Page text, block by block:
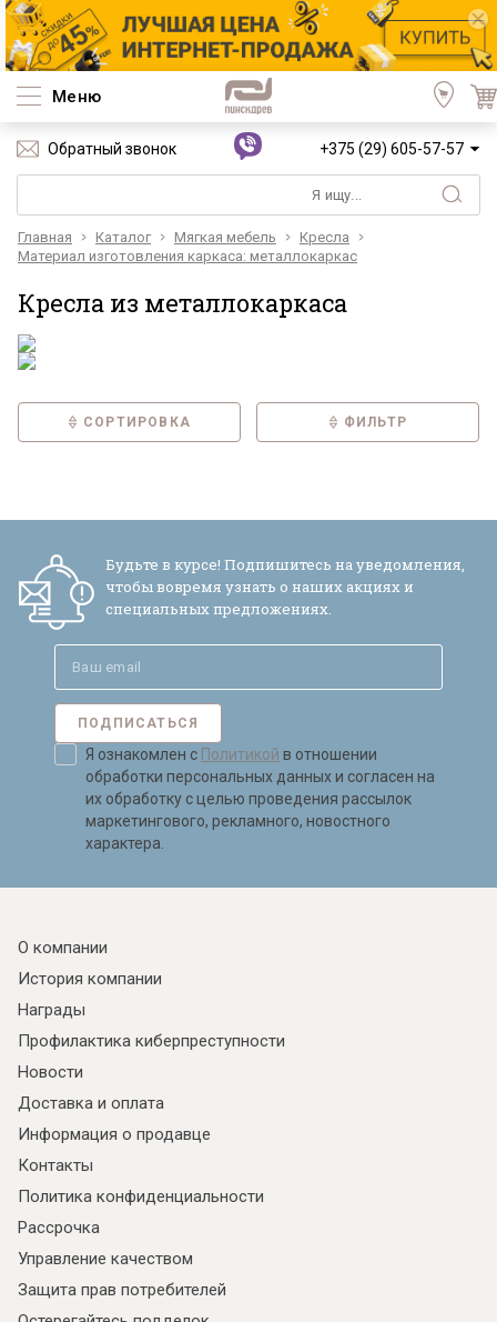
обработки персональных данных и
Меню
Обратный звонок +375 (29) 605-57-57
Главная Каталог Мягкая мебель
Кресла
Материал изготовления каркаса: металлокаркас
Кресла из металлокаркаса
СОРТИРОВКА ФИЛЬТР
Будьте в курсе! Подпишитесь на уведомления,
чтобы вовремя узнать о наших акциях и
специальных предложениях.
ПОДПИСАТЬСЯ
Я ознакомлен с Политикой в отношении
обработки персональных данных и согласен на
их обработку с целью проведения рассылок
маркетингового, рекламного, новостного
характера.
О компании
История компании
Награды
Профилактика киберпреступности
Новости
Доставка и оплата
Информация о продавце
Контакты
Политика конфиденциальности
Рассрочка
Управление качеством
Защита прав потребителей